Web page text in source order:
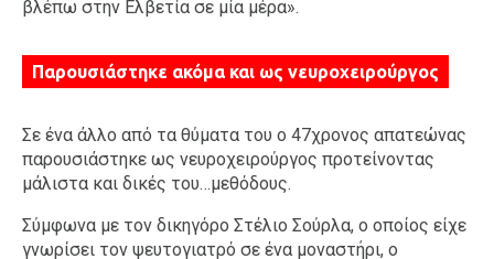
βλέπω στην Ελβετία σε μία μέρα».
Παρουσιάστηκε ακόμα και ως νευροχειρούργος
Σε ένα άλλο από τα θύματα του ο 47χρονος απατεώνας
παρουσιάστηκε ως νευροχειρούργος προτείνοντας
μάλιστα και δικές του…μεθόδους.
Σύμφωνα με τον δικηγόρο Στέλιο Σούρλα, ο οποίος είχε
γνωρίσει τον ψευτογιατρό σε ένα μοναστήρι, ο